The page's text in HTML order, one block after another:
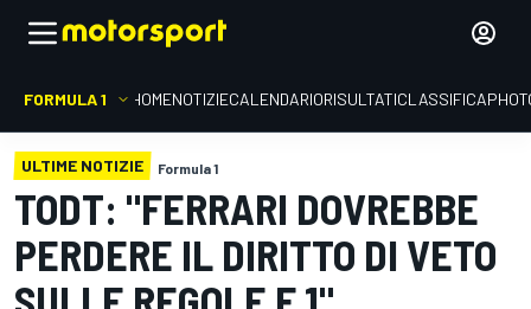
FORMULA 1 HOMENOTIZIECALENDARIORISULTATICLASSIFICA
ULTIME NOTIZIE Formula 1
TODT: "FERRARI DOVREBBE
PERDERE IL DIRITTO DI VETO